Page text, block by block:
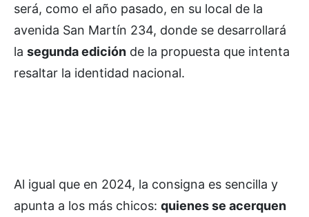
será, como el año pasado, en su local de la
avenida San Martín 234, donde se desarrollará
la segunda edición de la propuesta que intenta
resaltar la identidad nacional.
Al igual que en 2024, la consigna es sencilla y
apunta a los más chicos: quienes se acerquen